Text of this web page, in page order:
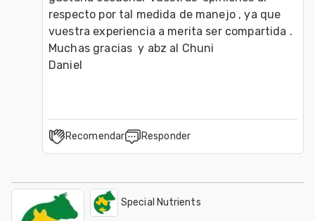
respecto por tal medida de manejo , ya que
vuestra experiencia a merita ser compartida .
Muchas gracias  y abz al Chuni
Daniel
Recomendar Responder
Special Nutrients